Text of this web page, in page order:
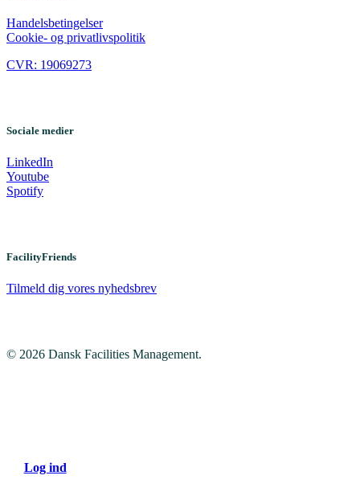
Handelsbetingelser
Cookie- og privatlivspolitik
CVR: 19069273
Sociale medier
LinkedIn
Youtube
Spotify
FacilityFriends
Tilmeld dig vores nyhedsbrev
© 2026 Dansk Facilities Management.
Log ind